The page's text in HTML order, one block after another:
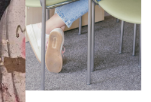
de la guerre, des
déplacements de